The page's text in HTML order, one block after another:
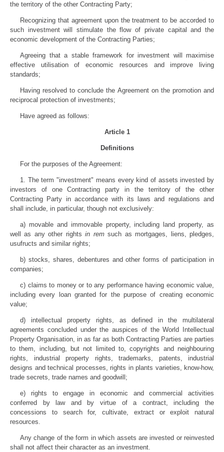
the territory of the other Contracting Party;
Recognizing that agreement upon the treatment to be accorded to
such investment will stimulate the flow of private capital and the
economic development of the Contracting Parties;
Agreeing that a stable framework for investment will maximise
effective utilisation of economic resources and improve living
standards;
Having resolved to conclude the Agreement on the promotion and
reciprocal protection of investments;
Have agreed as follows:
Article 1
Definitions
For the purposes of the Agreement:
1. The term "investment" means every kind of assets invested by
investors of one Contracting party in the territory of the other
Contracting Party in accordance with its laws and regulations and
shall include, in particular, though not exclusively:
a) movable and immovable property, including land property, as
well as any other rightsin remsuch as mortgages, liens, pledges,
usufructs and similar rights;
b) stocks, shares, debentures and other forms of participation in
companies;
c) claims to money or to any performance having economic value,
including every loan granted for the purpose of creating economic
value;
d) intellectual property rights, as defined in the multilateral
agreements concluded under the auspices of the World Intellectual
Property Organisation, in as far as both Contracting Parties are parties
to them, including, but not limited to, copyrights and neighbouring
rights, industrial property rights, trademarks, patents, industrial
designs and technical processes, rights in plants varieties, know-how,
trade secrets, trade names and goodwill;
e) rights to engage in economic and commercial activities
conferred by law and by virtue of a contract, including the
concessions to search for, cultivate, extract or exploit natural
resources.
Any change of the form in which assets are invested or reinvested
shall not affect their character as an investment.